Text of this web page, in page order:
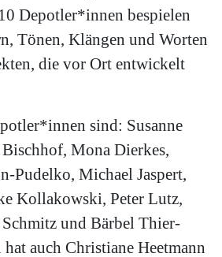
Depotler*innen bespielen
Tönen, Klängen und Worten
die vor Ort entwickelt
sind: Susanne
Mona Dierkes,
Pudelko, Michael Jaspert,
Kollakowski, Peter Lutz,
Schmitz und Bärbel Thier-
auch Christiane Heetmann